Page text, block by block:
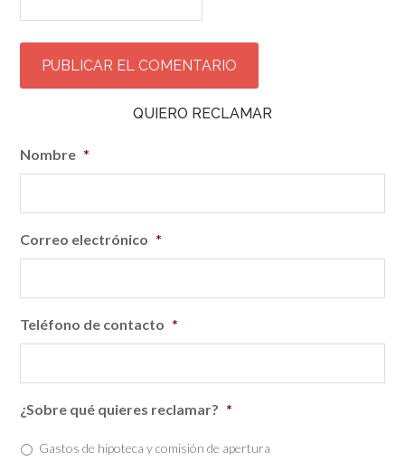
QUIERO RECLAMAR
Nombre *
Correo electrónico *
Teléfono de contacto *
¿Sobre qué quieres reclamar? *
Gastos de hipoteca y comisión de apertura